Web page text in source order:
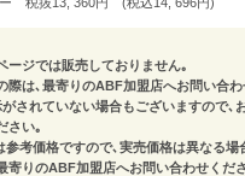
税抜13, 360円 (税込14, 696円)
ージでは販売しておりません｡
は､最寄りのABF加盟店へお問い合わ
されていない場合もございますので､
さい｡
考価格ですので､実売価格は異なる場
りのABF加盟店へお問い合わせくだ